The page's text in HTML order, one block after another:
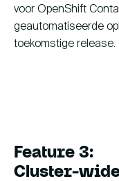
voor OpenShift
geautomatiseerde
toekomstige release.
Feature 3:
Cluster-